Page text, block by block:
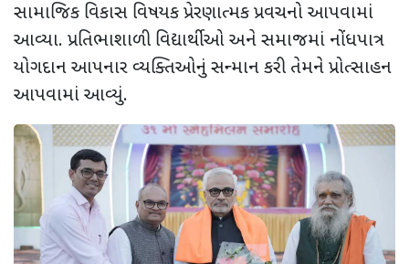
સામાજિક વિકાસ વિષયક પ્રેરણાત્મક પ્રવચનો આપવામાં
આવ્યા. પ્રતિભાશાળી વિદ્યાર્થીઓ અને સમાજમાં નોંધપાત્ર
યોગદાન આપનાર વ્યક્તિઓનું સન્માન કરી તેમને પ્રોત્સાહન
આપવામાં આવ્યું.